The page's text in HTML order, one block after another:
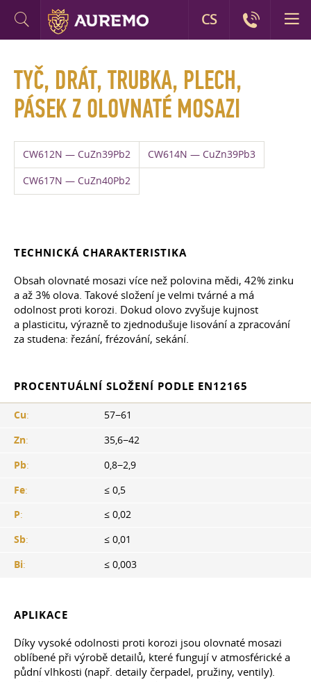
TYČ, DRÁT, TRUBKA, PLECH,
PÁSEK Z OLOVNATÉ MOSAZI
CW612N — CuZn39Pb2 CW614N — CuZn39Pb3
CW617N — CuZn40Pb2
TECHNICKÁ CHARAKTERISTIKA
Obsah olovnaté mosazi více než polovina mědi, 42% zinku
a až 3% olova. Takové složení je velmi tvárné a má
odolnost proti korozi. Dokud olovo zvyšuje kujnost
a plasticitu, výrazně to zjednodušuje lisování a zpracování
za studena: řezání, frézování, sekání.
PROCENTUÁLNÍ SLOŽENÍ PODLE EN12165
Cu:
57−61
Zn:
35,6−42
Pb:
0,8−2,9
Fe:
≤ 0,5
P:
≤ 0,02
Sb:
≤ 0,01
Bi: ≤ 0,003
APLIKACE
Díky vysoké odolnosti proti korozi jsou olovnaté mosazi
oblíbené při výrobě detailů, které fungují v atmosférické a
půdní vlhkosti (např. detaily čerpadel, pružiny, ventily).
CS